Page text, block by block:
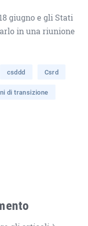
giugno e gli Stati
in una riunione
csddd Csrd
di transizione